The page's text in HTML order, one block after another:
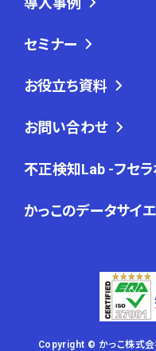
セミナー
お役立ち資料
お問い合わせ
不正検知Lab -フセ
かっこのデータサイ
Copyright © かっこ株式